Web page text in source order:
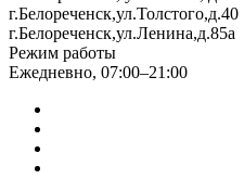
г.Белореченск,ул.Толстого,д.40
г.Белореченск,ул.Ленина,д.85а
Режим работы
Ежедневно, 07:00–21:00